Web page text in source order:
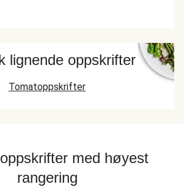
lignende oppskrifter
Tomatoppskrifter
med høyest
rangering